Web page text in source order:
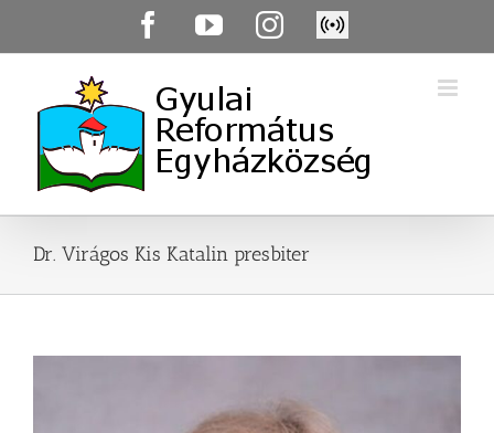
FacebookYouTubeInstagram
Élő
közvetítés
Dr. Virágos Kis Katalin presbiter